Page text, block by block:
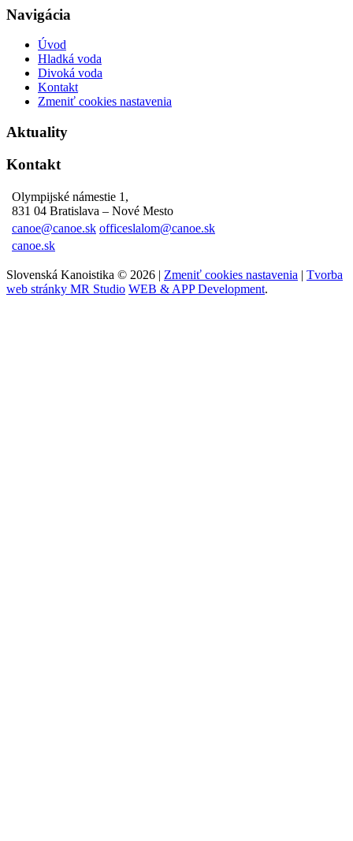
Navigácia
Úvod
Hladká voda
Divoká voda
Kontakt
Zmeniť cookies nastavenia
Aktuality
Kontakt
Olympijské námestie 1,
831 04 Bratislava – Nové Mesto
canoe@canoe.sk officeslalom@canoe.sk
canoe.sk
Slovenská Kanoistika © 2026 | Zmeniť cookies nastavenia
Tvorba
web stránky MR Studio WEB & APP Development.